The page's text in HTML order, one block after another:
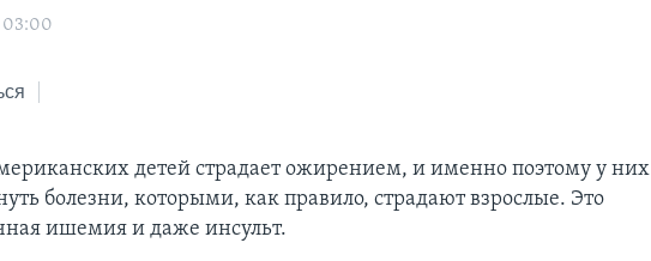
03:00
детей страдает ожирением, и именно поэтому у них
болезни, которыми, как правило, страдают взрослые. Это
ишемия и даже инсульт.